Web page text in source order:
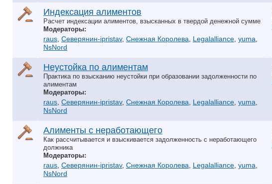
Индексация алиментов
Расчет индексации алиментов, взысканных в твердой денежной сумме
Модераторы:
raus Северянин-ipristav, Снежная Королева Legalalliance yuma
NsNord
Неустойка по алиментам
Практика по взысканию неустойки при образовании задолженности по
алиментам
Модераторы:
raus Северянин-ipristav, Снежная Королева Legalalliance yuma
NsNord
Алименты с неработающего
Как рассчитывается и взыскивается задолженность с неработающего
должника
Модераторы:
raus Северянин-ipristav, Снежная Королева Legalalliance yuma
NsNord